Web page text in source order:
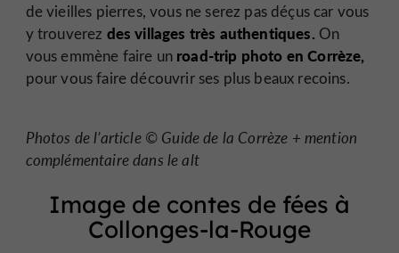
de vieilles pierres, vous ne serez pas déçus car vous
y trouverez des villages très authentiques. On
vous emmène faire un road-trip photo en Corrèze,
pour vous faire découvrir ses plus beaux recoins.
Photos de l’article © Guide de la Corrèze + mention
complémentaire dans le alt
Image de contes de fées à
Collonges-la-Rouge